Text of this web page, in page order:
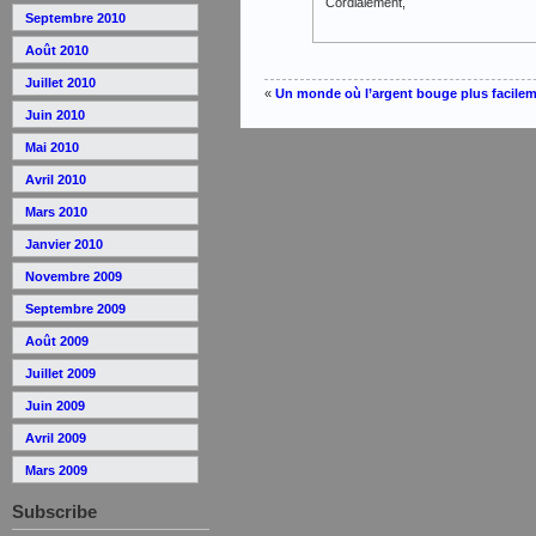
Septembre 2010
Août 2010
Juillet 2010
Juin 2010
Mai 2010
Avril 2010
Mars 2010
Janvier 2010
Novembre 2009
Septembre 2009
Août 2009
Juillet 2009
Juin 2009
Avril 2009
Mars 2009
Subscribe
« Un monde où l’argent bouge plus